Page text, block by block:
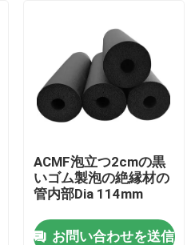
ACMF泡立つ2cmの黒
いゴム製泡の絶縁材の
管内部Dia 114mm
お問い合わせを送信